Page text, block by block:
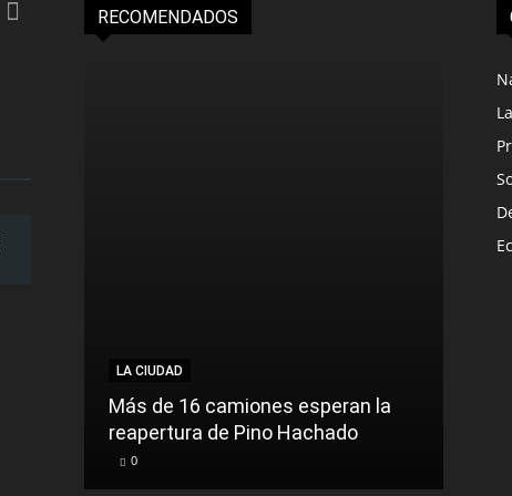
RECOMENDADOS
LA CIUDAD
Más de 16 camiones esperan la
reapertura de Pino Hachado
0